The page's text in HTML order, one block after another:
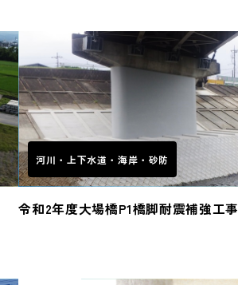
河川・上下水道・海岸・砂防
令和2年度大場橋P1橋脚耐震補強工事